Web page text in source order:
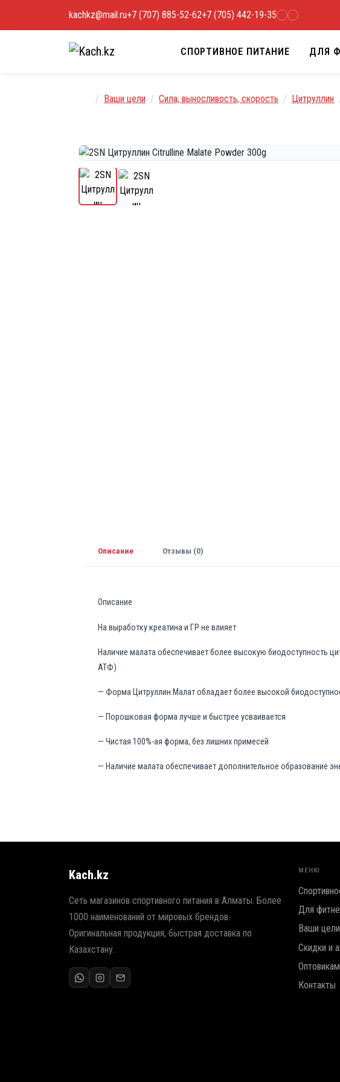
kachkz@mail.ru+7 (707) 885-52-62+7 (705) 442-19-35
СПОРТИВНОЕ ПИТАНИЕ ДЛЯ
Главная
Ваши цели Сила, выносливость, скорость Цитруллин
Описание Отзывы (0)
Описание
На выработку креатина и ГР не влияет
Наличие малата обеспечивает более высокую биодоступность
АТФ)
— Форма Цитруллин Малат обладает более высокой
— Порошковая форма лучше и быстрее усваивается
— Чистая 100%-ая форма, без лишних примесей
— Наличие малата обеспечивает дополнительное образование
Kach.kz
Сеть магазинов спортивного питания в Алматы. Более
1000 наименований от мировых брендов.
Оригинальная продукция, быстрая доставка по
Казахстану.
МЕНЮ
Для
Ваши цели
Скидки и
Оптовикам
Контакты